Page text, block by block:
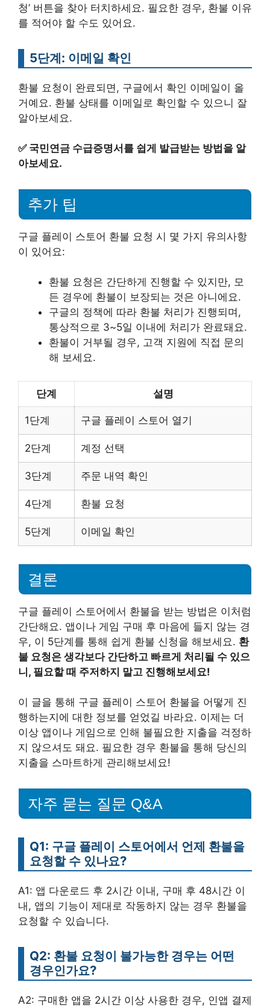
청’ 버튼을 찾아 터치하세요. 필요한 경우, 환불 이유
를 적어야 할 수도 있어요.
5단계: 이메일 확인
환불 요청이 완료되면, 구글에서 확인 이메일이 올
거예요. 환불 상태를 이메일로 확인할 수 있으니 잘
알아보세요.
✅ 국민연금 수급증명서를 쉽게 발급받는 방법을 알
아보세요.
추가 팁
구글 플레이 스토어 환불 요청 시 몇 가지 유의사항
이 있어요:
환불 요청은 간단하게 진행할 수 있지만, 모
든 경우에 환불이 보장되는 것은 아니에요.
구글의 정책에 따라 환불 처리가 진행되며,
통상적으로 3~5일 이내에 처리가 완료돼요.
환불이 거부될 경우, 고객 지원에 직접 문의
해 보세요.
단계 설명
1단계 구글 플레이 스토어 열기
2단계 계정 선택
3단계 주문 내역 확인
4단계 환불 요청
5단계 이메일 확인
결론
구글 플레이 스토어에서 환불을 받는 방법은 이처럼
간단해요. 앱이나 게임 구매 후 마음에 들지 않는 경
우, 이 5단계를 통해 쉽게 환불 신청을 해보세요. 환
불 요청은 생각보다 간단하고 빠르게 처리될 수 있으
니, 필요할 때 주저하지 말고 진행해보세요!
이 글을 통해 구글 플레이 스토어 환불을 어떻게 진
행하는지에 대한 정보를 얻었길 바라요. 이제는 더
이상 앱이나 게임으로 인해 불필요한 지출을 걱정하
지 않으셔도 돼요. 필요한 경우 환불을 통해 당신의
지출을 스마트하게 관리해보세요!
자주 묻는 질문 Q&A
Q1: 구글 플레이 스토어에서 언제 환불을
요청할 수 있나요?
A1: 앱 다운로드 후 2시간 이내, 구매 후 48시간 이
내, 앱의 기능이 제대로 작동하지 않는 경우 환불을
요청할 수 있습니다.
Q2: 환불 요청이 불가능한 경우는 어떤
경우인가요?
A2: 구매한 앱을 2시간 이상 사용한 경우, 인앱 결제